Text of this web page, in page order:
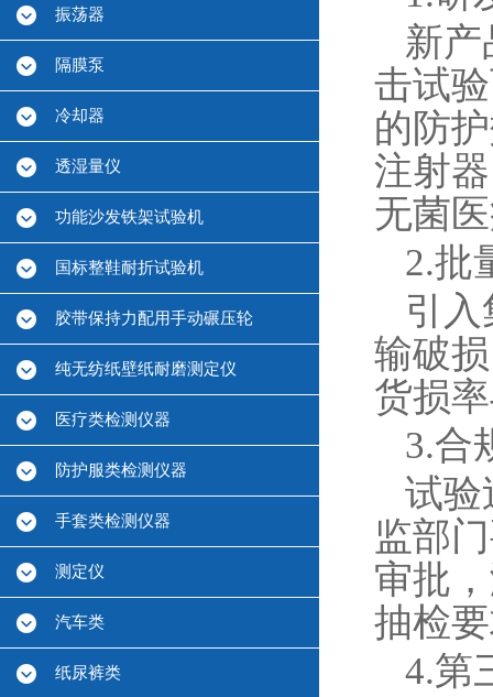
振荡器
隔膜泵
冷却器
透湿量仪
功能沙发铁架试验机
国标整鞋耐折试验机
胶带保持力配用手动碾压轮
纯无纺纸壁纸耐磨测定仪
医疗类检测仪器
防护服类检测仪器
手套类检测仪器
测定仪
汽车类
纸尿裤类
新
击试
的防
注射
无菌
2.批
引
输破
货损
3.合
试验
监部
审批
抽检
4.第